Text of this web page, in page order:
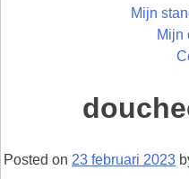
Mijn
Mijn
Posted on 23 februari 2023